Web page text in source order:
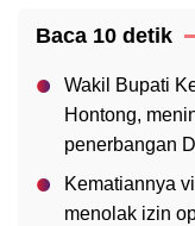
Baca 10 detik
Wakil Bupati
Hontong,
penerbangan
Kematiannya
menolak izin